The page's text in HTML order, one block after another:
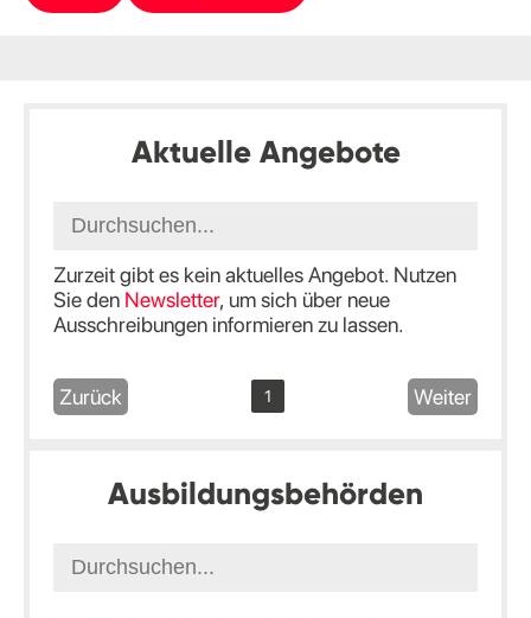
Aktuelle Angebote
Zurzeit gibt es kein aktuelles Angebot. Nutzen
Sie den Newsletter, um sich über neue
Ausschreibungen informieren zu lassen.
Zurück 1 Weiter
Ausbildungsbehörden